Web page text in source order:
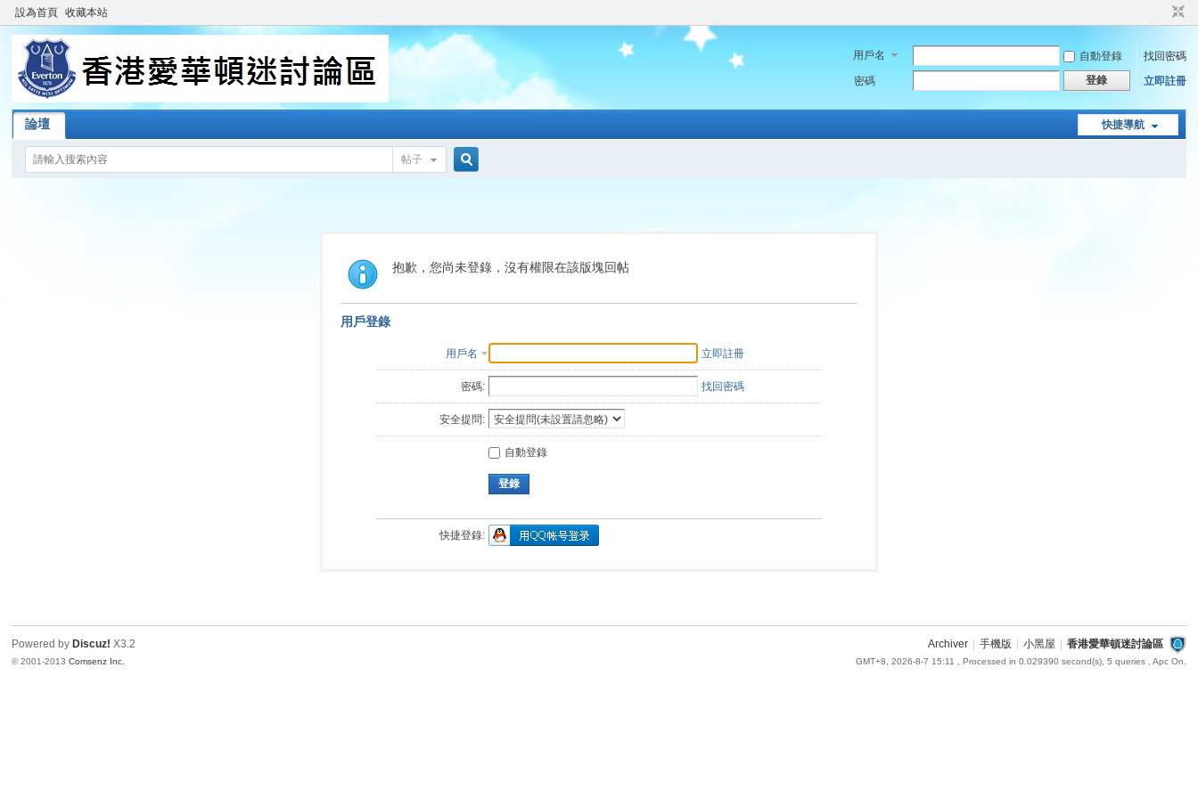
設為首頁 收藏本站
用戶名 自動登錄
找回密碼
密碼
登錄 立即註冊
快捷導航
論壇
帖子
索
抱歉，您尚未登錄，沒有權限在該版塊回帖
用戶登錄
用戶名 立即註冊
密碼: 找回密碼
安全提問:
自動登錄
登錄
快捷登錄:
Archiver 手機版 小黑屋 香港愛華頓迷討論區
GMT+8, 2026-8-7 15:11 , Processed in 0.029390 second(s), 5 queries , Apc On.
Powered by Discuz! X3.2
© 2001-2013Comsenz Inc.